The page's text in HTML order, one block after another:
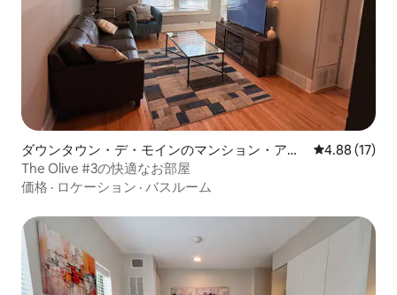
ダウンタウン・デ・モインのマンション・アパ
ート
レビュー17
4.88 (17)
The Olive #3の快適なお部屋
価格 · ロケーション · バスルーム